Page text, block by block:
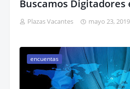
Buscamos Digitadores
Plazas Vacantes mayo 23, 2019
encuentas